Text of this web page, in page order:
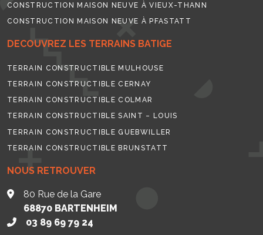
NOUS RETROUVER
80 Rue de la Gare
68870 BARTENHEIM
03 89 69 79 24
CONSTRUCTION MAISON NEUVE À VIEUX-THANN
CONSTRUCTION MAISON NEUVE À PFASTATT
DECOUVREZ LES TERRAINS BATIGE
TERRAIN CONSTRUCTIBLE MULHOUSE
TERRAIN CONSTRUCTIBLE CERNAY
TERRAIN CONSTRUCTIBLE COLMAR
TERRAIN CONSTRUCTIBLE SAINT – LOUIS
TERRAIN CONSTRUCTIBLE GUEBWILLER
TERRAIN CONSTRUCTIBLE BRUNSTATT